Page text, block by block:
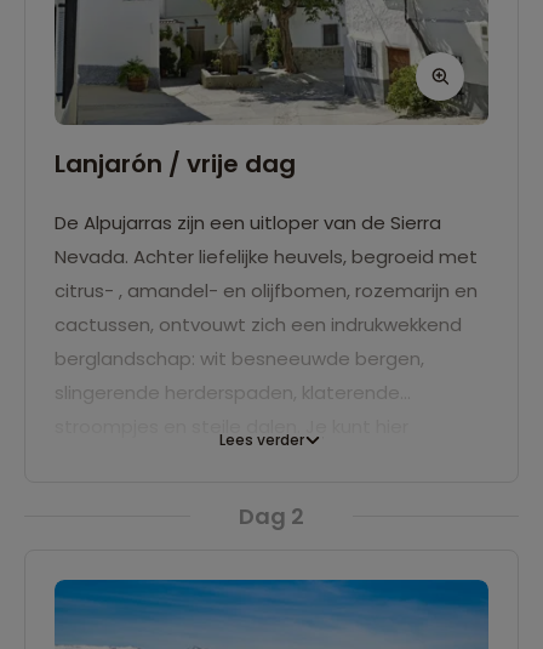
Lanjarón / vrije dag
De Alpujarras zijn een uitloper van de Sierra
Nevada. Achter liefelijke heuvels, begroeid met
citrus- , amandel- en olijfbomen, rozemarijn en
cactussen, ontvouwt zich een indrukwekkend
berglandschap: wit besneeuwde bergen,
slingerende herderspaden, klaterende
aangelegd. Misschien zie je een steenbok
Lees verder
Dag 2